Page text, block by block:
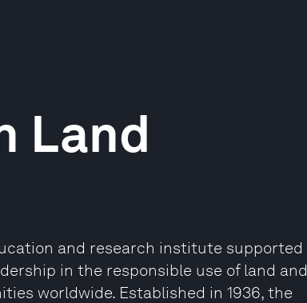
Land
and research institute supported
in the responsible use of land and
worldwide. Established in 1936, the